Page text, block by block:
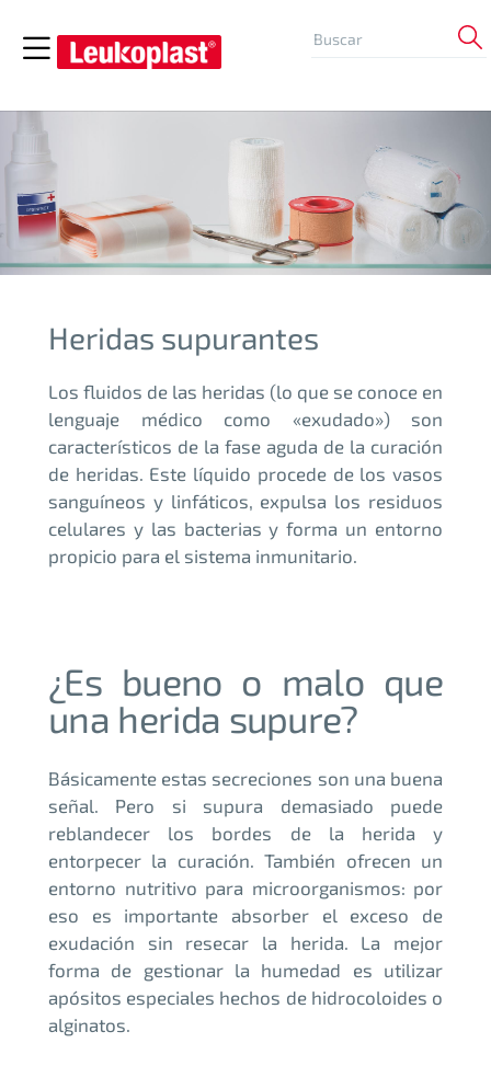
Heridas supurantes
Los fluidos de las heridas (lo que se conoce en
lenguaje médico como «exudado») son
característicos de la fase aguda de la curación
de heridas. Este líquido procede de los vasos
sanguíneos y linfáticos, expulsa los residuos
celulares y las bacterias y forma un entorno
propicio para el sistema inmunitario.
¿Es bueno o malo que
una herida supure?
Básicamente estas secreciones son una buena
señal. Pero si supura demasiado puede
reblandecer los bordes de la herida y
entorpecer la curación. También ofrecen un
entorno nutritivo para microorganismos: por
eso es importante absorber el exceso de
exudación sin resecar la herida. La mejor
forma de gestionar la humedad es utilizar
apósitos especiales hechos de hidrocoloides o
alginatos.